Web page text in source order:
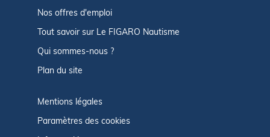
Nos offres d'emploi
Tout savoir sur Le FIGARO Nautisme
Qui sommes-nous ?
Plan du site
Mentions légales
Paramètres des cookies